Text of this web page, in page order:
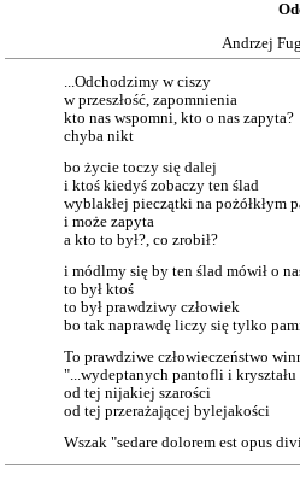
Andrzej
...Odchodzimy w ciszy
w przeszłość, zapomnienia
kto nas wspomni, kto o nas zapyta?
chyba nikt
bo życie toczy się dalej
i ktoś kiedyś zobaczy ten ślad
wyblakłej pieczątki na pożółkłym
i może zapyta
a kto to był?, co zrobił?
i módlmy się by ten ślad mówił o
to był ktoś
to był prawdziwy człowiek
bo tak naprawdę liczy się tylko
To prawdziwe człowieczeństwo
"...wydeptanych pantofli i kryształu
od tej nijakiej szarości
od tej przerażającej bylejakości
Wszak "sedare dolorem est opus